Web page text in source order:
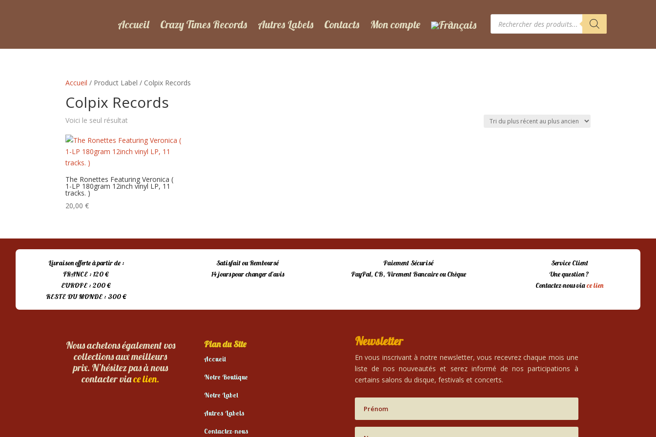
Accueil Crazy Times Records Autres Labels Contacts Mon compte
Recherche
produits
Accueil / Product Label / Colpix Records
Colpix Records
Voici le seul résultat
The Ronettes Featuring Veronica (
1-LP 180gram 12inch vinyl LP, 11
tracks. )
20,00€
Livraison offerte à partir de :
FRANCE : 120 €
EUROPE : 200 €
RESTE DU MONDE : 300 €
Satisfait ou Remboursé
14 jours pour changer d’avis
Paiement Sécurisé
PayPal, CB, Virement Bancaire ou Chèque
Service Client
Une question ?
Contactez-nous viace lien
Nous achetons également vos
collections aux meilleurs
prix. N’hésitez pas à nous
contacter viace lien.
Plan du Site
Accueil
Notre Boutique
Notre Label
Autres Labels
Contactez-nous
Newsletter
En vous inscrivant à notre newsletter, vous recevrez chaque mois une
liste de nos nouveautés et serez informé de nos participations à
certains salons du disque, festivals et concerts.